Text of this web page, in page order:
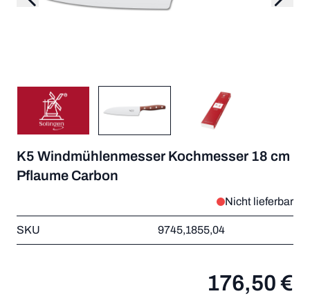
K5 Windmühlenmesser Kochmesser 18 cm
Pflaume Carbon
Nicht lieferbar
SKU 9745,1855,04
176,50 €